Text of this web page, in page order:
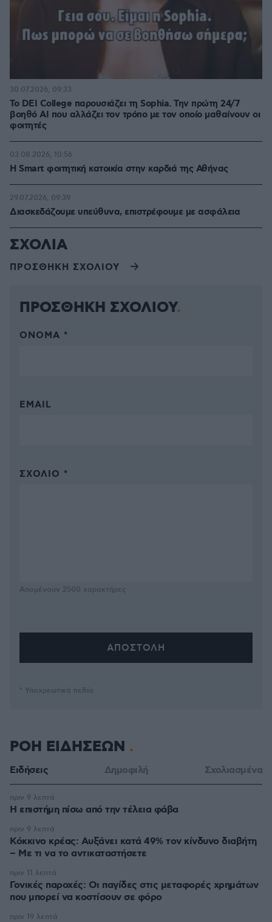
Το DEI College παρουσιάζει τη Sophia. Την πρώτη 24/7
βοηθό AI που αλλάζει τον τρόπο με τον οποίο μαθαίνουν οι
φοιτητές
30.07.2026, 09:33
Η Smart φοιτητική κατοικία στην καρδιά της Αθήνας
03.08.2026, 10:56
Διασκεδάζουμε υπεύθυνα, επιστρέφουμε με ασφάλεια
29.07.2026, 09:39
ΣΧΟΛΙΑ
ΠΡΟΣΘΗΚΗ ΣΧΟΛΙΟΥ
ΠΡΟΣΘΗΚΗ ΣΧΟΛΙΟΥ
ΌΝΟΜΑ *
EMAIL
ΣΧΌΛΙΟ *
Απομένουν 2500 χαρακτήρες
* Υποχρεωτικά πεδία
ΡΟΗ ΕΙΔΗΣΕΩΝ
Ειδήσεις Δημοφιλή Σχολιασμένα
Η επιστήμη πίσω από την τέλεια φάβα
πριν 9 λεπτά
Κόκκινο κρέας: Αυξάνει κατά 49% τον κίνδυνο διαβήτη
– Με τι να το αντικαταστήσετε
πριν 9 λεπτά
Γονικές παροχές: Οι παγίδες στις μεταφορές χρημάτων
που μπορεί να κοστίσουν σε φόρο
πριν 11 λεπτά
πριν 19 λεπτά